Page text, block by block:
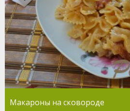
Макароны на сковороде